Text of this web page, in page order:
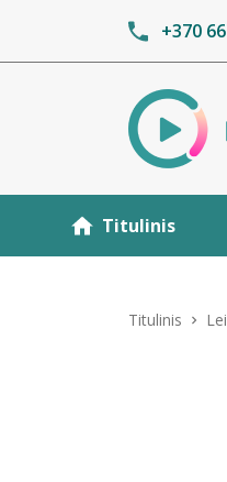
+370
Titulinis
Titulinis